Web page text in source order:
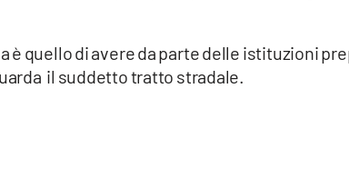
è quello di avere da parte delle istituzioni
il suddetto tratto stradale.